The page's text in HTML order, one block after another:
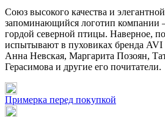
Союз высокого качества и
запоминающийся логотип компании
гордой северной птицы. Наверное,
испытывают в пуховиках бренда AVI
Анна Невская, Маргарита Позоян,
Герасимова и другие его почитатели.
Примерка перед покупкой